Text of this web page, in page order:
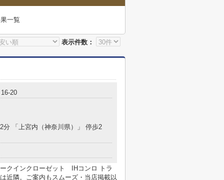
一覧
表示件数：
20
分 「上宮内（神奈川県）」 停歩2
クインクローゼット IHコンロ トラ
近隣。ご案内もスムーズ・当店掲載以